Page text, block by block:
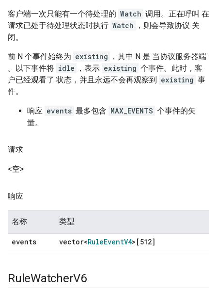
客户端一次只能有一个待处理的 Watch 调用。正在呼叫 在
请求已处于待处理状态时执行 Watch
，则会导致协议 关
闭。
前 N 个事件始终为 existing
，其中 N 是 当协议服务器端
。以下事件将 idle ，表示 existing 个事件。此时，客
户已经观看了 状态，并且永远不会再观察到 existing 事
件。
响应 events 最多包含 MAX_EVENTS 个事件的矢
量。
请求
<空>
响应
名称 类型
events vector<RuleEventV4>[512]
RuleWatcherV6